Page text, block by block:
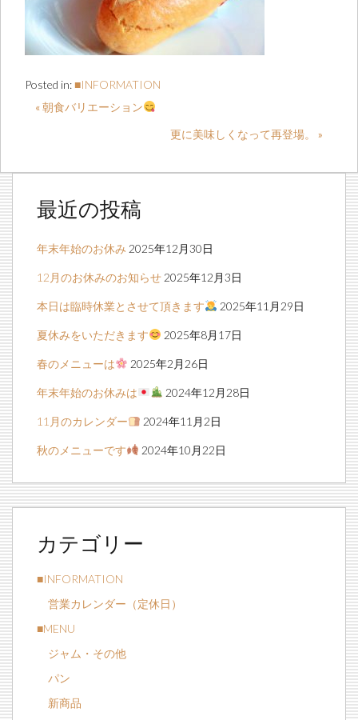
Posted in:■INFORMATION
« 朝食バリエーション
更に美味しくなって再登場。 »
最近の投稿
年末年始のお休み 2025年12月30日
12月のお休みのお知らせ 2025年12月3日
本日は臨時休業とさせて頂きます 2025年11月29日
夏休みをいただきます 2025年8月17日
春のメニューは 2025年2月26日
年末年始のお休みは 2024年12月28日
11月のカレンダー 2024年11月2日
秋のメニューです 2024年10月22日
カテゴリー
■INFORMATION
営業カレンダー（定休日）
■MENU
ジャム・その他
パン
新商品